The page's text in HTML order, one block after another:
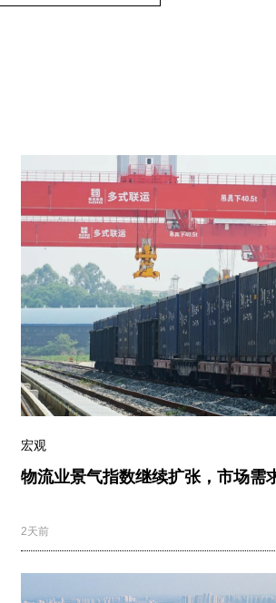
宏观
物流业景气指数继续扩张，市场需
2天前